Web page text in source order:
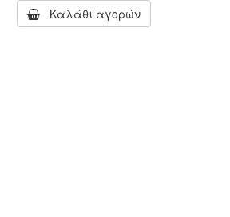
Καλάθι αγορών